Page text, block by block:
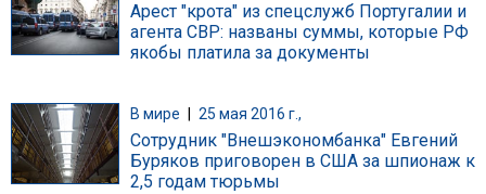
Арест "крота" из спецслужб Португалии и
агента СВР: названы суммы, которые РФ
якобы платила за документы
В мире 25 мая 2016 г.,
Сотрудник "Внешэкономбанка" Евгений
Буряков приговорен в США за шпионаж к
2,5 годам тюрьмы